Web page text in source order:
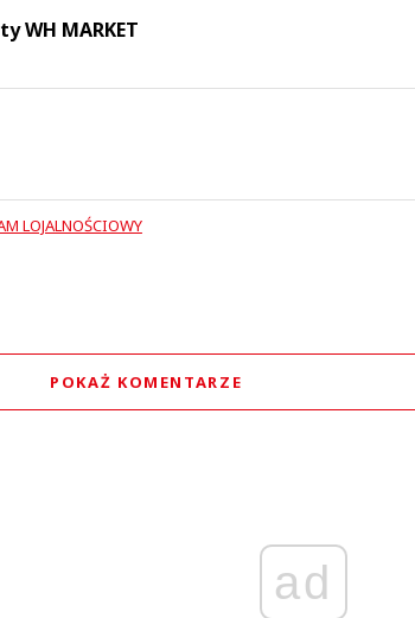
WH MARKET
LOJALNOŚCIOWY
POKAŻ KOMENTARZE
ad